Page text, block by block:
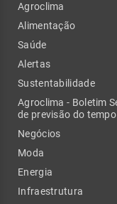
Agroclima
Alimentação
Saúde
Alertas
Sustentabilidade
Agroclima - Boletim
de previsão do tempo
Negócios
Moda
Energia
Infraestrutura